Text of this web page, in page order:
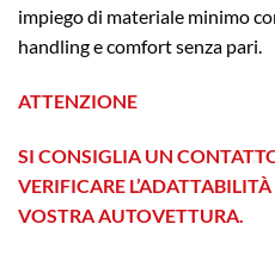
impiego di materiale minimo
handling e comfort senza pari.
ATTENZIONE
SI CONSIGLIA UN
VERIFICARE
VOSTRA AUTOVETTURA.